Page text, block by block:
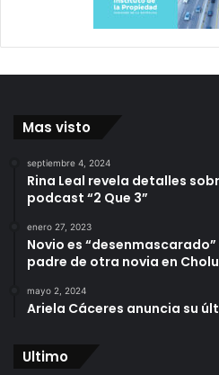
Mas visto
septiembre 4, 2024
Rina Leal revela detalles
podcast “2 Que 3”
enero 27, 2023
Novio es
padre de otra novia en
mayo 2, 2024
Ariela Cáceres anuncia su
Ultimo